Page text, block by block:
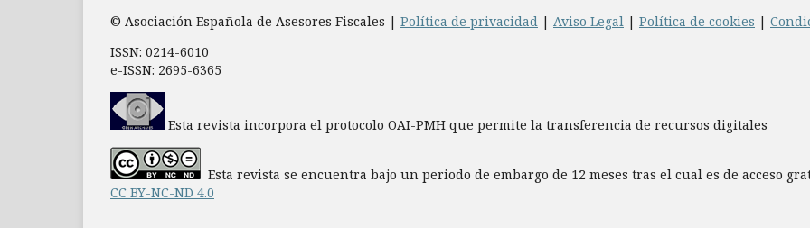
© Asociación Española de Asesores Fiscales | Política de privacidad | Aviso Legal | Política de cookies |
ISSN: 0214-6010
e-ISSN: 2695-6365
Esta revista incorpora el protocolo OAI-PMH que permite la transferencia de recursos digitales
Esta revista se encuentra bajo un periodo de embargo de 12 meses tras el cual es de acceso
CC BY-NC-ND 4.0